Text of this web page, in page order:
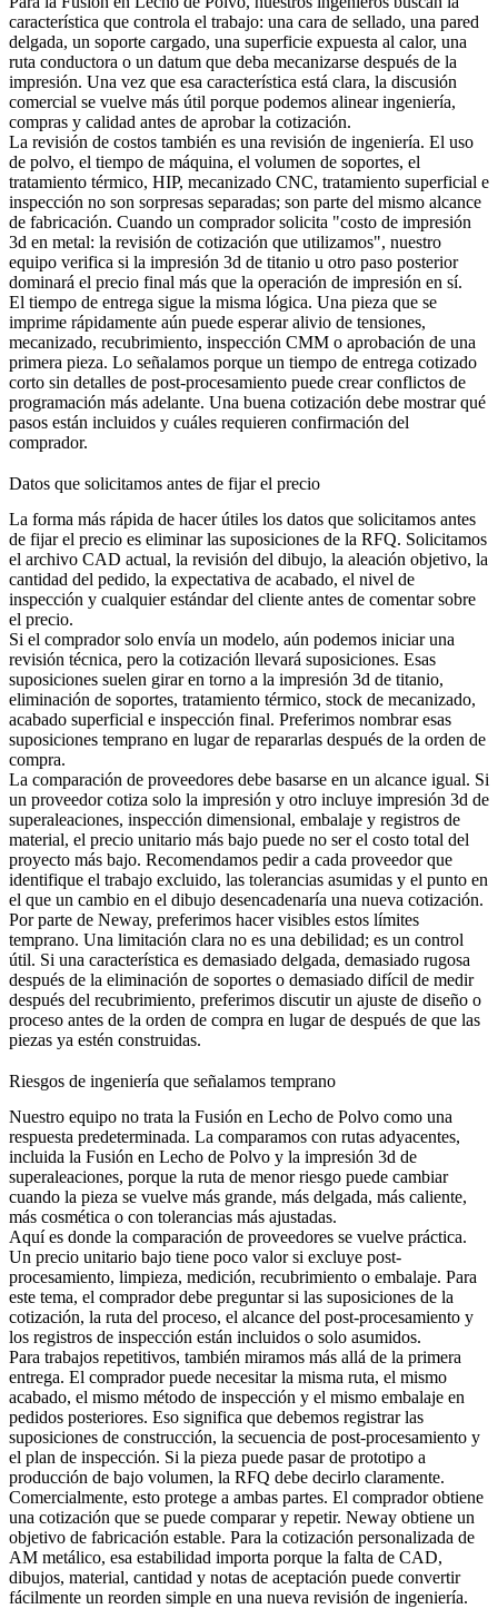
característica que controla el trabajo: una cara de sellado, una pared
delgada, un soporte cargado, una superficie expuesta al calor, una
ruta conductora o un datum que deba mecanizarse después de la
impresión. Una vez que esa característica está clara, la discusión
comercial se vuelve más útil porque podemos alinear ingeniería,
compras y calidad antes de aprobar la cotización.
La revisión de costos también es una revisión de ingeniería. El uso
de polvo, el tiempo de máquina, el volumen de soportes, el
tratamiento térmico, HIP, mecanizado CNC, tratamiento superficial e
inspección no son sorpresas separadas; son parte del mismo alcance
de fabricación. Cuando un comprador solicita "costo de impresión
3d en metal: la revisión de cotización que utilizamos", nuestro
equipo verifica si la impresión 3d de titanio u otro paso posterior
dominará el precio final más que la operación de impresión en sí.
El tiempo de entrega sigue la misma lógica. Una pieza que se
imprime rápidamente aún puede esperar alivio de tensiones,
mecanizado, recubrimiento, inspección CMM o aprobación de una
primera pieza. Lo señalamos porque un tiempo de entrega cotizado
corto sin detalles de post-procesamiento puede crear conflictos de
programación más adelante. Una buena cotización debe mostrar qué
pasos están incluidos y cuáles requieren confirmación del
comprador.
Datos que solicitamos antes de fijar el precio
La forma más rápida de hacer útiles los datos que solicitamos antes
de fijar el precio es eliminar las suposiciones de la RFQ. Solicitamos
el archivo CAD actual, la revisión del dibujo, la aleación objetivo, la
cantidad del pedido, la expectativa de acabado, el nivel de
inspección y cualquier estándar del cliente antes de comentar sobre
el precio.
Si el comprador solo envía un modelo, aún podemos iniciar una
revisión técnica, pero la cotización llevará suposiciones. Esas
suposiciones suelen girar en torno a la impresión 3d de titanio,
eliminación de soportes, tratamiento térmico, stock de mecanizado,
acabado superficial e inspección final. Preferimos nombrar esas
suposiciones temprano en lugar de repararlas después de la orden de
compra.
La comparación de proveedores debe basarse en un alcance igual. Si
un proveedor cotiza solo la impresión y otro incluye impresión 3d de
superaleaciones, inspección dimensional, embalaje y registros de
material, el precio unitario más bajo puede no ser el costo total del
proyecto más bajo. Recomendamos pedir a cada proveedor que
identifique el trabajo excluido, las tolerancias asumidas y el punto en
el que un cambio en el dibujo desencadenaría una nueva cotización.
Por parte de Neway, preferimos hacer visibles estos límites
temprano. Una limitación clara no es una debilidad; es un control
útil. Si una característica es demasiado delgada, demasiado rugosa
después de la eliminación de soportes o demasiado difícil de medir
después del recubrimiento, preferimos discutir un ajuste de diseño o
proceso antes de la orden de compra en lugar de después de que las
piezas ya estén construidas.
Riesgos de ingeniería que señalamos temprano
Nuestro equipo no trata la Fusión en Lecho de Polvo como una
respuesta predeterminada. La comparamos con rutas adyacentes,
incluida la Fusión en Lecho de Polvo y la impresión 3d de
superaleaciones, porque la ruta de menor riesgo puede cambiar
cuando la pieza se vuelve más grande, más delgada, más caliente,
más cosmética o con tolerancias más ajustadas.
Aquí es donde la comparación de proveedores se vuelve práctica.
Un precio unitario bajo tiene poco valor si excluye post-
procesamiento, limpieza, medición, recubrimiento o embalaje. Para
este tema, el comprador debe preguntar si las suposiciones de la
cotización, la ruta del proceso, el alcance del post-procesamiento y
los registros de inspección están incluidos o solo asumidos.
Para trabajos repetitivos, también miramos más allá de la primera
entrega. El comprador puede necesitar la misma ruta, el mismo
acabado, el mismo método de inspección y el mismo embalaje en
pedidos posteriores. Eso significa que debemos registrar las
suposiciones de construcción, la secuencia de post-procesamiento y
el plan de inspección. Si la pieza puede pasar de prototipo a
producción de bajo volumen, la RFQ debe decirlo claramente.
Comercialmente, esto protege a ambas partes. El comprador obtiene
una cotización que se puede comparar y repetir. Neway obtiene un
objetivo de fabricación estable. Para la cotización personalizada de
AM metálico, esa estabilidad importa porque la falta de CAD,
dibujos, material, cantidad y notas de aceptación puede convertir
fácilmente un reorden simple en una nueva revisión de ingeniería.